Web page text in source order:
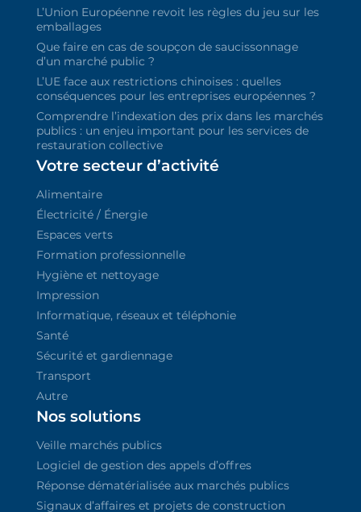
L’Union Européenne revoit les règles du jeu sur les
emballages
Que faire en cas de soupçon de saucissonnage
d’un marché public ?
L’UE face aux restrictions chinoises : quelles
conséquences pour les entreprises européennes ?
Comprendre l’indexation des prix dans les marchés
publics : un enjeu important pour les services de
restauration collective
Votre secteur d’activité
Alimentaire
Électricité / Énergie
Espaces verts
Formation professionnelle
Hygiène et nettoyage
Impression
Informatique, réseaux et téléphonie
Santé
Sécurité et gardiennage
Transport
Autre
Nos solutions
Veille marchés publics
Logiciel de gestion des appels d’offres
Réponse dématérialisée aux marchés publics
Signaux d’affaires et projets de construction